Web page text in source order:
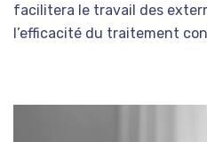
facilitera le travail des
l’efficacité du traitement